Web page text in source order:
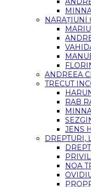
NARAȚIUNI
ANDREEA
TRECUT
RAB
JENS
DREPTURI,
NOA